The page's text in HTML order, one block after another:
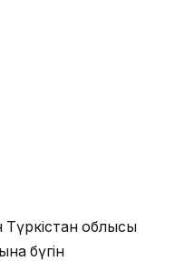
Түркістан облысы
бүгін